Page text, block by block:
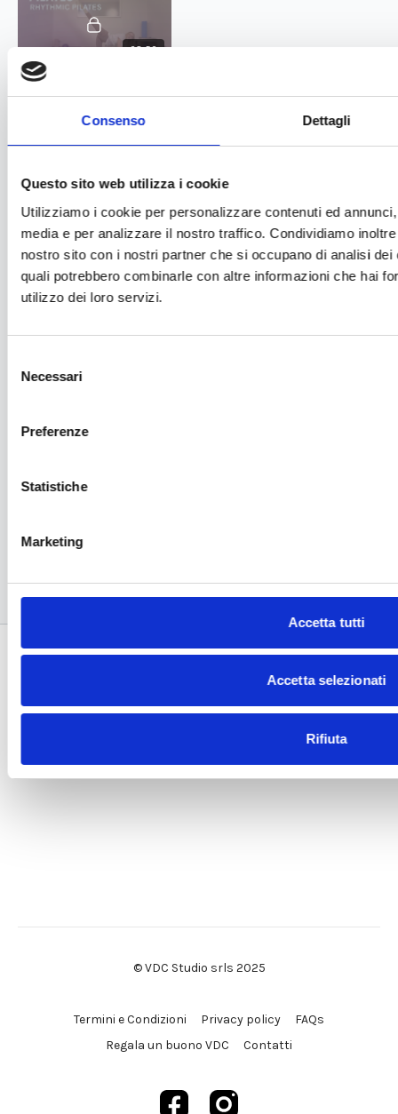
Consenso Dettagli
Questo sito web utilizza i cookie
Utilizziamo i cookie per personalizzare contenuti ed
media e per analizzare il nostro traffico. Condividiamo
nostro sito con i nostri partner che si occupano di analisi
quali potrebbero combinarle con altre informazioni che hai
utilizzo dei loro servizi.
delNecessari
Preferenze
Statistiche
Marketing
Accetta tutti
Accetta selezionati
Rifiuta
23:52
Rhythmic Pilates #2
Riscaldamento anche #2 Pilates Sculpt #3 PHA #6
GIORNO 7
Focus Braccia #1
Commenti sulla collezione (0)
© VDC Studio srls 2025
Termini e Condizioni Privacy policy
FAQs
Regala un buono VDC
Contatti